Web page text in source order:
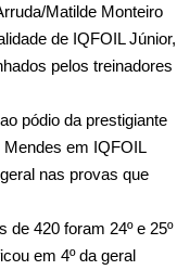
Matilde Monteiro
de IQFOIL Júnior,
pelos treinadores
pódio da prestigiante
em IQFOIL
nas provas que
de 420 foram 24º e 25º
em 4º da geral